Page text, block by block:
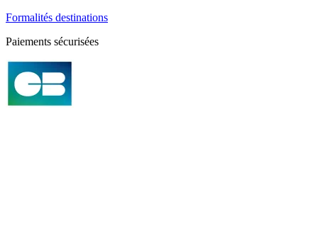
Formalités destinations
Paiements sécurisées